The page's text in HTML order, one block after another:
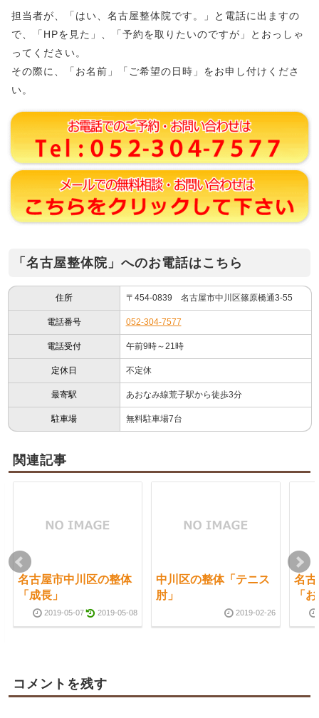
担当者が、「はい、名古屋整体院です。」と電話に出ますの
で、「HPを見た」、「予約を取りたいのですが」とおっしゃ
ってください。
その際に、「お名前」「ご希望の日時」をお申し付けくださ
い。
「名古屋整体院」へのお電話はこちら
住所 〒454-0839 名古屋市中川区篠原橋通3-55
電話番号 052-304-7577
電話受付 午前9時～21時
定休日 不定休
最寄駅 あおなみ線荒子駅から徒歩3分
駐車場 無料駐車場7台
関連記事
名古屋市中川区の整体
「成長」
2019-05-07 2019-05-08
中川区の整体「テニス
肘」
2019-02-26
名
「
コメントを残す